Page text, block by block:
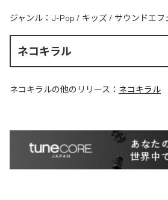
ジャンル： J-Pop / キッズ / サウンドエフ
ネコキラル
ネコキラルの他のリリース： ネコキラル